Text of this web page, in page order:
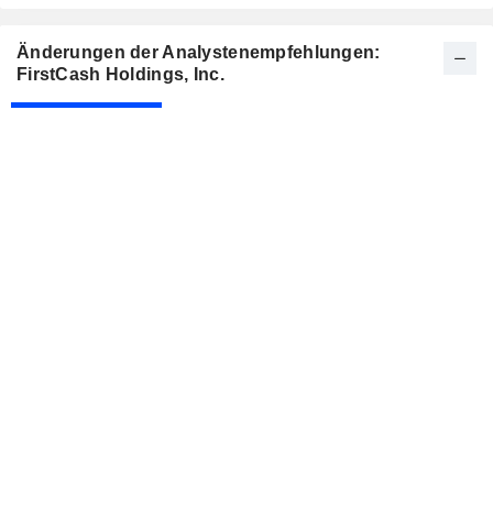
Änderungen der Analystenempfehlungen:
FirstCash Holdings, Inc.